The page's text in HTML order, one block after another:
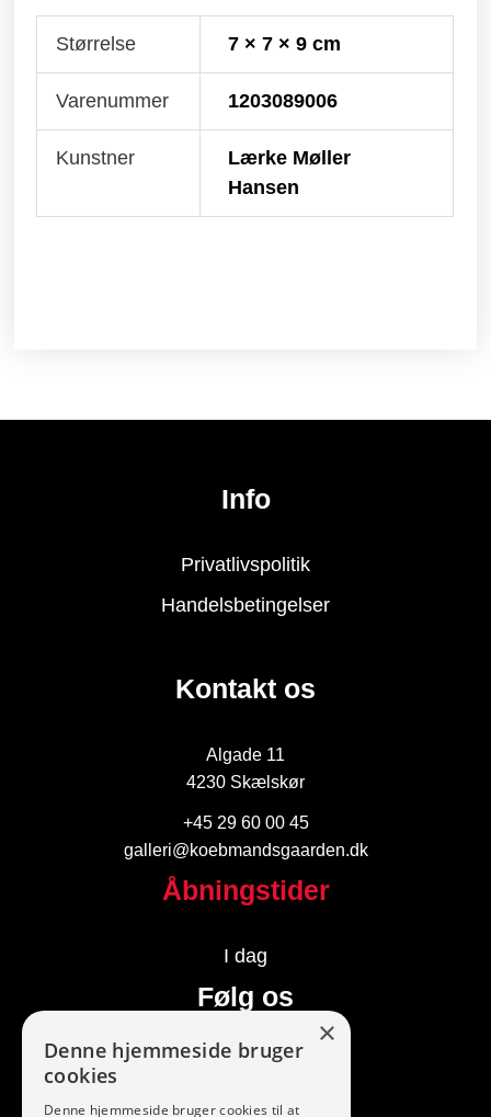
Størrelse 7 × 7 × 9 cm
Varenummer 1203089006
Kunstner
Lærke Møller
Hansen
Info
Privatlivspolitik
Handelsbetingelser
Kontakt os
Algade 11
4230 Skælskør
+45 29 60 00 45
galleri@koebmandsgaarden.dk
Åbningstider
I dag
Følg os
×
Denne hjemmeside bruger
cookies
Denne hjemmeside bruger cookies til at